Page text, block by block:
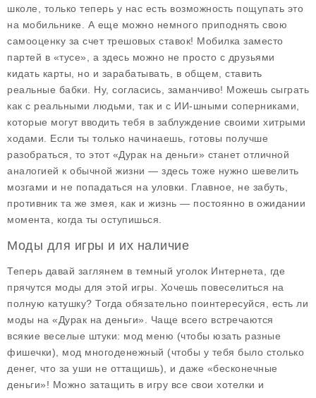
школе, только теперь у нас есть возможность пощупать это
на мобильнике. А еще можно немного приподнять свою
самооценку за счет трешовых ставок! Мобилка заместо
партей в «тусе», а здесь можно не просто с друзьями
кидать карты, но и зарабатывать, в общем, ставить
реальные бабки. Ну, согласись, заманчиво! Можешь сыграть
как с реальными людьми, так и с ИИ-шными соперниками,
которые могут вводить тебя в заблуждение своими хитрыми
ходами. Если ты только начинаешь, готовы получше
разобраться, то этот «Дурак на деньги» станет отличной
аналогией к обычной жизни — здесь тоже нужно шевелить
мозгами и не попадаться на уловки. Главное, не забуть,
противник та же змея, как и жизнь — постоянно в ожидании
момента, когда ты оступишься.
Моды для игры и их наличие
Теперь давай заглянем в темный уголок Интернета, где
прячутся моды для этой игры. Хочешь повеселиться на
полную катушку? Тогда обязательно поинтересуйся, есть ли
моды на «Дурак на деньги». Чаще всего встречаются
всякие веселые штуки: мод меню (чтобы юзать разные
фишечки), мод многоденежный (чтобы у тебя было столько
денег, что за уши не оттащишь), и даже «бесконечные
деньги»! Можно затащить в игру все свои хотелки и